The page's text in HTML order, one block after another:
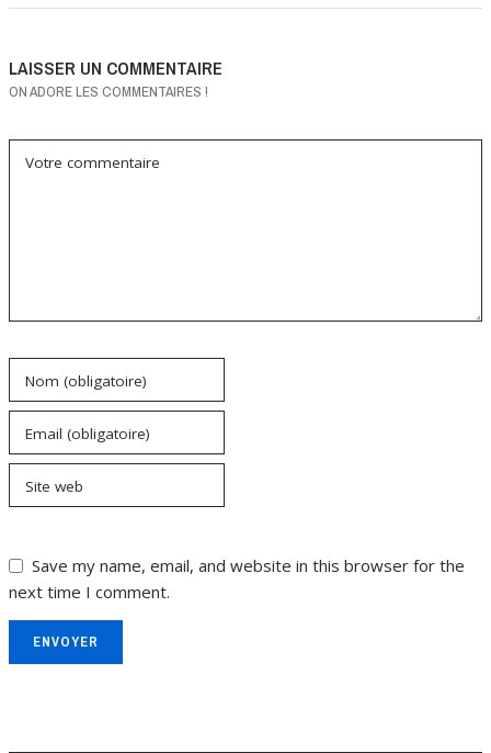
LAISSER UN COMMENTAIRE
ON ADORE LES COMMENTAIRES !
Votre commentaire
Nom (obligatoire)
Email (obligatoire)
Site web
Save my name, email, and website in this browser for the
next time I comment.
ENVOYER